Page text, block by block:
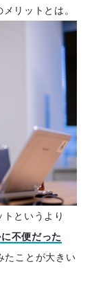
リットとは。
というより
不便だった
たことが大きい